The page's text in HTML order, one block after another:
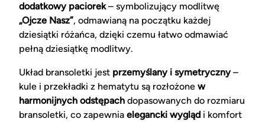
dodatkowy paciorek– symbolizujący modlitwę
„Ojcze Nasz”, odmawianą na początku każdej
dziesiątki różańca, dzięki czemu łatwo odmawiać
pełną dziesiątkę modlitwy.
Układ bransoletki jest przemyślany i symetryczny–
kule i przekładki z hematytu są rozłożone w
harmonijnych odstępach dopasowanych do rozmiaru
bransoletki, co zapewnia elegancki wygląd i komfort